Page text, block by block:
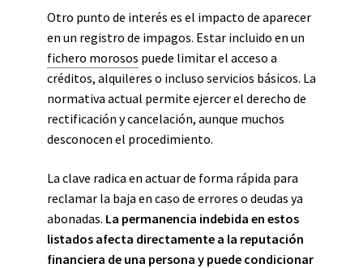
Otro punto de interés es el impacto de aparecer
en un registro de impagos. Estar incluido en un
fichero morosos puede limitar el acceso a
créditos, alquileres o incluso servicios básicos. La
normativa actual permite ejercer el derecho de
rectificación y cancelación, aunque muchos
desconocen el procedimiento.
La clave radica en actuar de forma rápida para
reclamar la baja en caso de errores o deudas ya
abonadas. La permanencia indebida en estos
listados afecta directamente a la reputación
financiera de una persona y puede condicionar